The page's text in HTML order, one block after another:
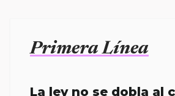
Primera Línea
La ley no se dobla al